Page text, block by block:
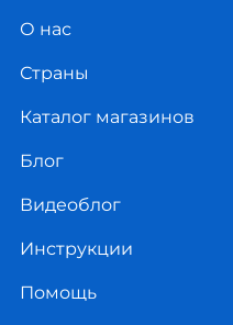
О нас
Страны
Каталог магазинов
Блог
Видеоблог
Инструкции
Помощь